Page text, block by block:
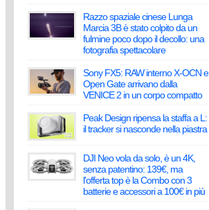
Razzo spaziale cinese Lunga
Marcia 3B è stato colpito da un
fulmine poco dopo il decollo: una
fotografia spettacolare
Sony FX5: RAW interno X-OCN e
Open Gate arrivano dalla
VENICE 2 in un corpo compatto
Peak Design ripensa la staffa a L:
il tracker si nasconde nella piastra
DJI Neo vola da solo, è un 4K,
senza patentino: 139€, ma
l'offerta top è la Combo con 3
batterie e accessori a 100€ in più